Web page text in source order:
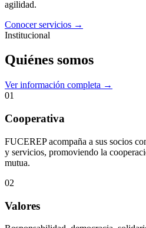
agilidad.
Conocer servicios →
Institucional
Quiénes somos
Ver información completa →
01
Cooperativa
FUCEREP acompaña a sus socios
y servicios, promoviendo la
mutua.
02
Valores